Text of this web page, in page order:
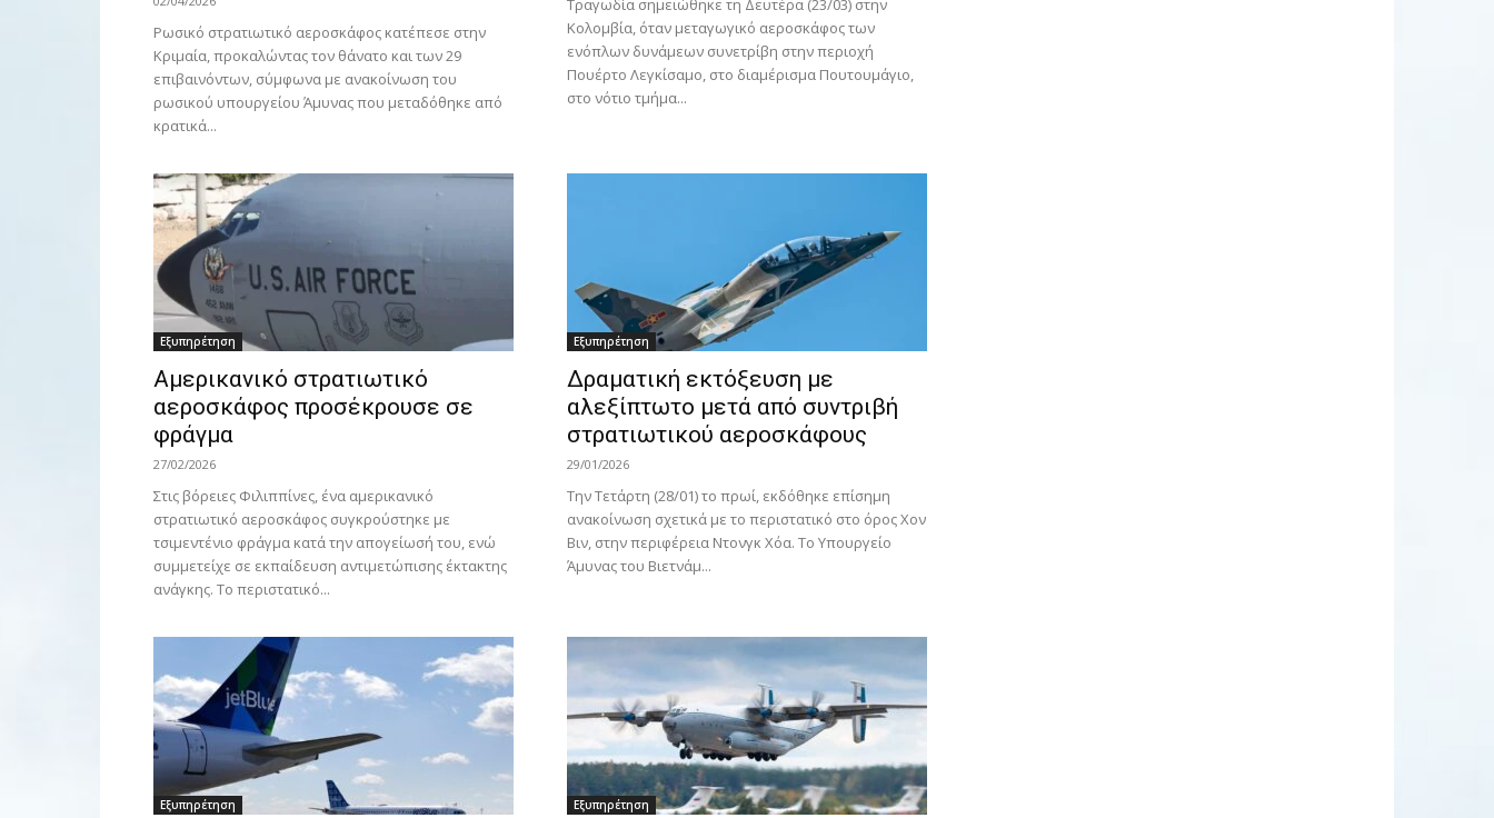
Ρωσικό στρατιωτικό αεροσκάφος κατέπεσε στην
Κριμαία, προκαλώντας τον θάνατο και των 29
επιβαινόντων, σύμφωνα με ανακοίνωση του
ρωσικού υπουργείου Άμυνας που μεταδόθηκε από
κρατικά...
Τραγωδία σημειώθηκε τη Δευτέρα (23/03) στην
Κολομβία, όταν μεταγωγικό αεροσκάφος των
ενόπλων δυνάμεων συνετρίβη στην περιοχή
Πουέρτο Λεγκίσαμο, στο διαμέρισμα Πουτουμάγιο,
στο νότιο τμήμα...
Εξυπηρέτηση
Αμερικανικό στρατιωτικό
αεροσκάφος προσέκρουσε σε
φράγμα
27/02/2026
Στις βόρειες Φιλιππίνες, ένα αμερικανικό
στρατιωτικό αεροσκάφος συγκρούστηκε με
τσιμεντένιο φράγμα κατά την απογείωσή του, ενώ
συμμετείχε σε εκπαίδευση αντιμετώπισης έκτακτης
ανάγκης. Το περιστατικό...
Εξυπηρέτηση
Δραματική εκτόξευση με
αλεξίπτωτο μετά από συντριβή
στρατιωτικού αεροσκάφους
29/01/2026
Την Τετάρτη (28/01) το πρωί, εκδόθηκε επίσημη
ανακοίνωση σχετικά με το περιστατικό στο όρος Χον
Βιν, στην περιφέρεια Ντονγκ Χόα. Το Υπουργείο
Άμυνας του Βιετνάμ...
Εξυπηρέτηση Εξυπηρέτηση